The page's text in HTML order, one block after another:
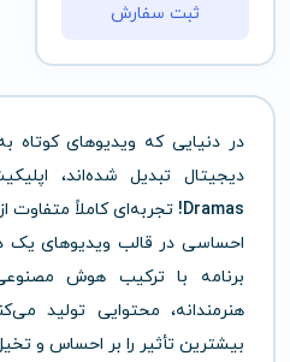
ثبت سفارش
در دنیایی که ویدیوهای کوتاه
دیجیتال تبدیل شده‌اند،
Dramas! تجربه‌ای کاملاً متفاوت
احساسی در قالب ویدیوهای یک
برنامه با ترکیب هوش
هنرمندانه، محتوایی تولید
بیشترین تأثیر را بر احساس و